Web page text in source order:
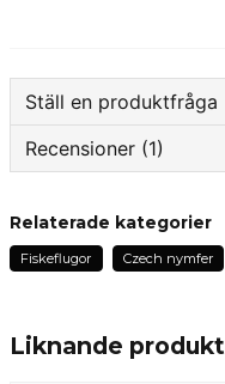
Liknande
Ställ en produktfråga
question
Fråga oss något
Recensioner (1)
Rickard
Relaterade kategorier
Fiskeflugor Czech nymfer